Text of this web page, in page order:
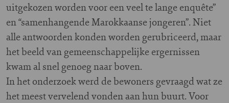
uitgekozen worden voor een veel te lange enquête”
en “samenhangende Marokkaanse jongeren”. Niet
alle antwoorden konden worden gerubriceerd, maar
het beeld van gemeenschappelijke ergernissen
kwam al snel genoeg naar boven.
In het onderzoek werd de bewoners gevraagd wat ze
het meest vervelend vonden aan hun buurt. Voor